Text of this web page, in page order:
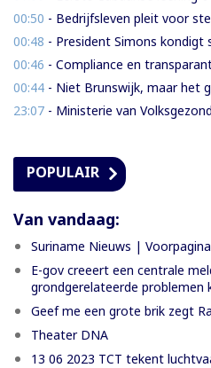
00:50 - Bedrijfsleven pleit voor sterke
00:48 - President Simons kondigt steun aan voor
00:46 - Compliance en transparantie cruciaal
00:44 - Niet Brunswijk, maar het
23:07 - Ministerie van Volksgezondheid onderzoekt aanbieders
POPULAIR
Van vandaag:
Suriname Nieuws | Voorpagina
E-gov creeert een centrale
grondgerelateerde problemen
Geef me een grote brik zegt
Theater DNA
13 06 2023 TCT tekent